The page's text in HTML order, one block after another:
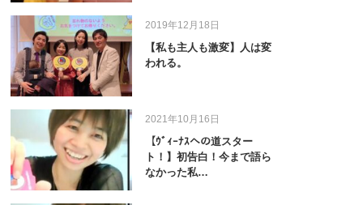
2019年12月18日
【私も主人も激変】人は変
われる。
2021年10月16日
【ｳﾞｨｰﾅｽへの道スター
ト！】初告白！今まで語ら
なかった私…